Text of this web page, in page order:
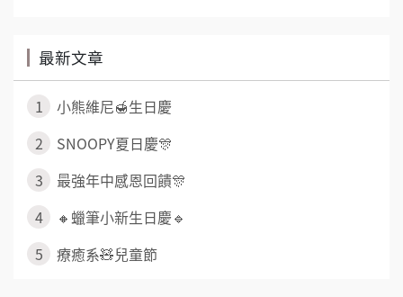
最新文章
1
小熊維尼🍯生日慶
2
SNOOPY夏日慶🎊
3
最強年中感恩回饋🎊
4
🔸蠟筆小新生日慶🔹
5
療癒系🧸兒童節